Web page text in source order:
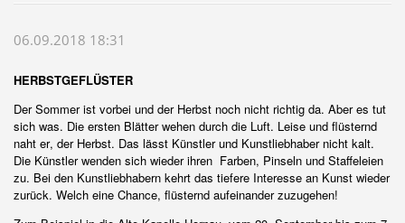
06.09.2018 18:31
HERBSTGEFLÜSTER
Der Sommer ist vorbei und der Herbst noch nicht richtig da. Aber es tut
sich was. Die ersten Blätter wehen durch die Luft. Leise und flüsternd
naht er, der Herbst. Das lässt Künstler und Kunstliebhaber nicht kalt.
Die Künstler wenden sich wieder ihren Farben, Pinseln und Staffeleien
zu. Bei den Kunstliebhabern kehrt das tiefere Interesse an Kunst wieder
zurück. Welch eine Chance, flüsternd aufeinander zuzugehen!